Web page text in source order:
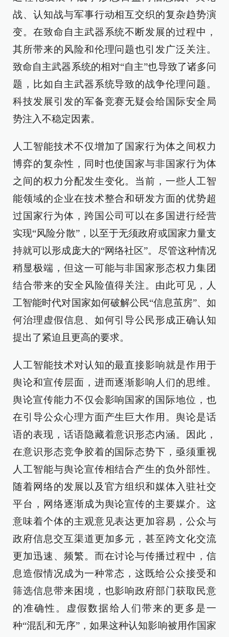
战、认知战与军事行动相互交织的复杂趋势演
变。在致命自主武器系统不断发展的过程中，
其所带来的风险和伦理问题也引发广泛关注。
致命自主武器系统的相对“自主”也导致了诸多问
题，比如自主武器系统导致的战争伦理问题。
科技发展引发的军备竞赛无疑会给国际安全局
势注入不稳定因素。
人工智能技术不仅增加了国家行为体之间权力
博弈的复杂性，同时也使国家与非国家行为体
之间的权力分配发生变化。当前，一些人工智
能领域的企业在技术整合和研发方面的优势超
过国家行为体，跨国公司可以在多国进行经营
实现“风险分散”，以至于无须政府或国家力量支
持就可以形成庞大的“网络社区”。尽管这种情况
稍显极端，但这一可能与非国家形态权力集团
结合带来的安全风险值得关注。由此可见，人
工智能时代对国家如何破解公民“信息茧房”、如
何治理虚假信息、如何引导公民形成正确认知
提出了紧迫且更高的要求。
人工智能技术对认知的最直接影响就是作用于
舆论和宣传层面，进而逐渐影响人们的思维。
舆论宣传能力不仅会影响国家的国际地位，也
在引导公众心理方面产生巨大作用。舆论是话
语的表现，话语隐藏着意识形态内涵。因此，
在意识形态竞争胶着的国际态势下，亟须重视
人工智能与舆论宣传相结合产生的负外部性。
随着网络的发展以及官方组织和媒体入驻社交
平台，网络逐渐成为舆论宣传的主要媒介。这
意味着个体的主观意见表达更加容易，公众与
政府信息交互渠道更加多元，甚至跨文化交流
更加迅速、频繁。而在讨论与传播过程中，信
息造假情况成为一种常态，这既给公众接受和
筛选信息带来困境，也影响政府部门获取民意
的准确性。虚假数据给人们带来的更多是一
种“混乱和无序”，如果这种认知影响被用作国家